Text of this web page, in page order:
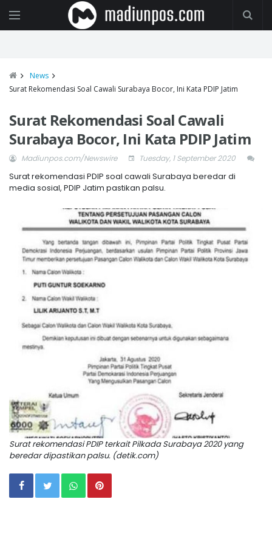
News
Surat Rekomendasi Soal Cawali Surabaya Bocor, Ini Kata PDIP Jatim
Surat Rekomendasi Soal Cawali
Surabaya Bocor, Ini Kata PDIP Jatim
Madiunpos.com/Newswire Tuesday, 1 September 2020
Surat rekomendasi PDIP soal cawali Surabaya beredar di
media sosial, PDIP Jatim pastikan palsu.
Surat rekomendasi PDIP terkait Pilkada Surabaya 2020 yang
beredar dipastikan palsu. (detik.com)